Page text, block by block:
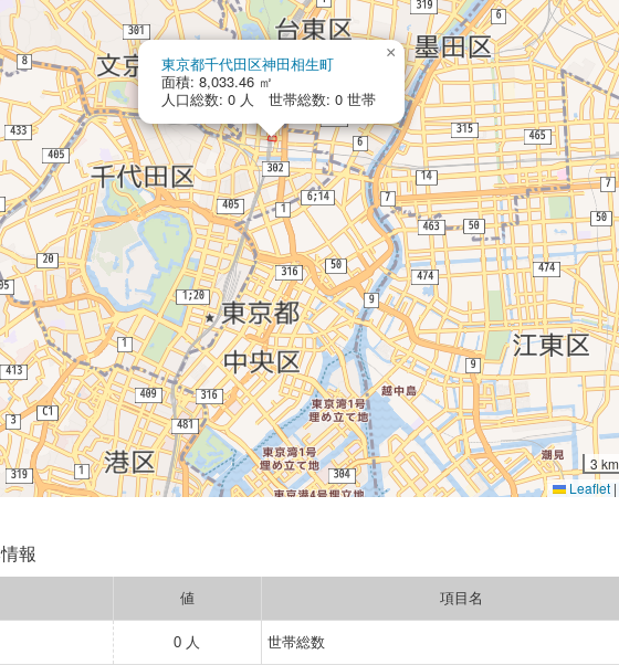
東京都千代田区神田相生町
面積: 8,033.46 ㎡
人口総数: 0 人 世帯総数: 0 世帯
×
3 km
Leaflet |
報
値 項目名
0 人 世帯総数